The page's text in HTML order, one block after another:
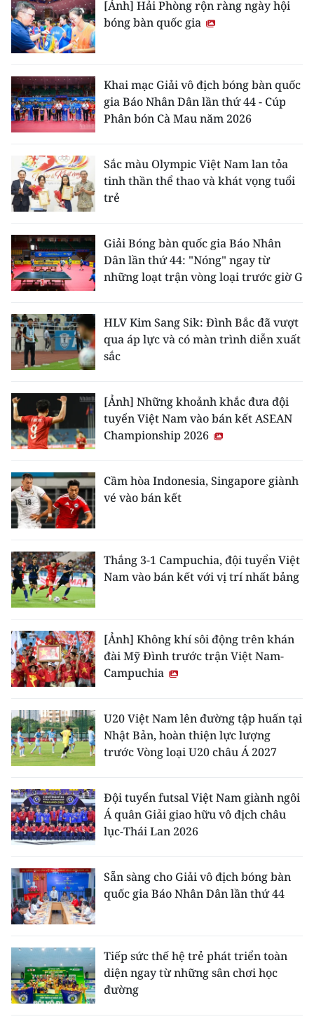
[Ảnh] Hải Phòng rộn ràng ngày hội
bóng bàn quốc gia
Khai mạc Giải vô địch bóng bàn quốc
gia Báo Nhân Dân lần thứ 44 - Cúp
Phân bón Cà Mau năm 2026
Sắc màu Olympic Việt Nam lan tỏa
tinh thần thể thao và khát vọng tuổi
trẻ
Giải Bóng bàn quốc gia Báo Nhân
Dân lần thứ 44: "Nóng" ngay từ
những loạt trận vòng loại trước giờ G
HLV Kim Sang Sik: Đình Bắc đã vượt
qua áp lực và có màn trình diễn xuất
sắc
[Ảnh] Những khoảnh khắc đưa đội
tuyển Việt Nam vào bán kết ASEAN
Championship 2026
Cầm hòa Indonesia, Singapore giành
vé vào bán kết
Thắng 3-1 Campuchia, đội tuyển Việt
Nam vào bán kết với vị trí nhất bảng
[Ảnh] Không khí sôi động trên khán
đài Mỹ Đình trước trận Việt Nam-
Campuchia
U20 Việt Nam lên đường tập huấn tại
Nhật Bản, hoàn thiện lực lượng
trước Vòng loại U20 châu Á 2027
Đội tuyển futsal Việt Nam giành ngôi
Á quân Giải giao hữu vô địch châu
lục-Thái Lan 2026
Sẵn sàng cho Giải vô địch bóng bàn
quốc gia Báo Nhân Dân lần thứ 44
Tiếp sức thế hệ trẻ phát triển toàn
diện ngay từ những sân chơi học
đường